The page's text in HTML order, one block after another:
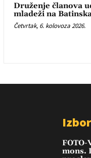
Druženje članova
mladeži na
Četvrtak, 6. kolovoza 2026.
mons.